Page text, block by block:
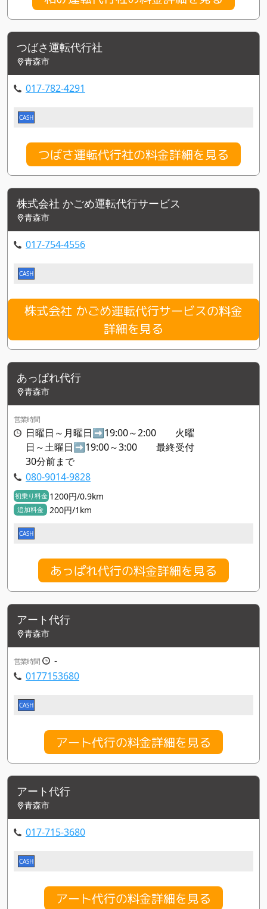
つばさ運転代行社
青森市
017-782-4291
CASH
つばさ運転代行社の料金詳細を見る
株式会社 かごめ運転代行サービス
青森市
017-754-4556
CASH
株式会社 かごめ運転代行サービスの料金
詳細を見る
あっぱれ代行
青森市
営業時間
日曜日～月曜日➡️19:00～2:00 火曜
日～土曜日➡️19:00～3:00 最終受付
30分前まで
080-9014-9828
初乗り料金 1200円/0.9km
追加料金 200円/1km
CASH
あっぱれ代行の料金詳細を見る
アート代行
青森市
営業時間
-
0177153680
CASH
アート代行の料金詳細を見る
アート代行
青森市
017-715-3680
CASH
アート代行の料金詳細を見る